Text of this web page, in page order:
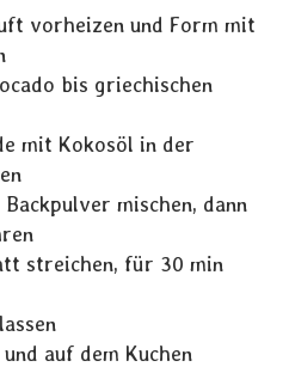
vorheizen und Form mit
bis griechischen
mit Kokosöl in der
mischen, dann
streichen, für 30 min
auf dem Kuchen